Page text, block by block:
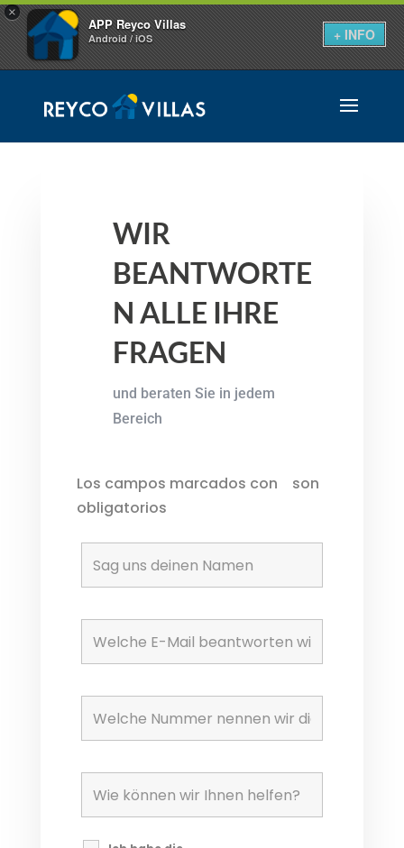
×
APP Reyco Villas
Android / iOS + INFO
WIR
BEANTWORTE
N ALLE IHRE
FRAGEN
und beraten Sie in jedem
Bereich
Los campos marcados con
son
obligatorios